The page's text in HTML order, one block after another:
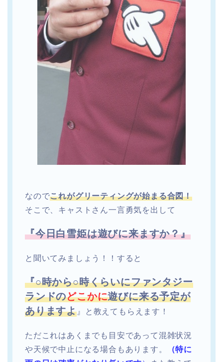
なのでこれがグリーティングが始まる合図！
そこで、キャストさん一言勇気を出して
『今日白雪姫は遊びに来ますか？』
と 聞いてみましょう！！ すると
『○時から○時くらいにファンタジー
ランドのどこかに遊びに来る予定が
ありますよ 』と教えてもらえます！
ただこれはあくまでも目安であって混雑状況
や天候で中止になる場合もあります。
（特に